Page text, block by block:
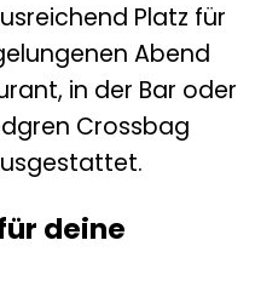
Platz für
Abend
in der Bar oder
Crossbag
deine